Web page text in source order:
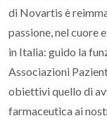
di Novartis è
passione, nel cuore
in Italia: guido la
Associazioni
obiettivi quello di
farmaceutica ai